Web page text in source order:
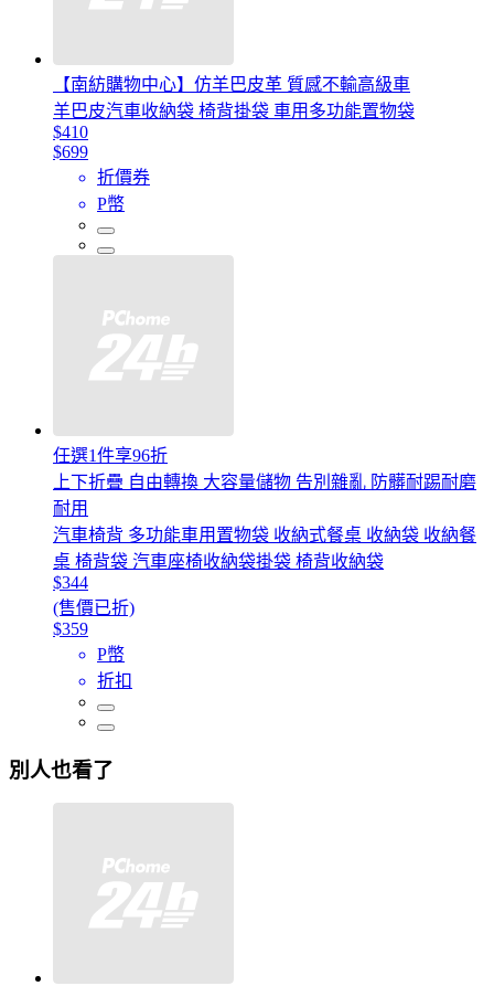
【南紡購物中心】仿羊巴皮革 質感不輸高級車
羊巴皮汽車收納袋 椅背掛袋 車用多功能置物袋
$410
$699
折價券
P幣
任選1件享96折
上下折疊 自由轉換 大容量儲物 告別雜亂 防髒耐踢耐磨
耐用
汽車椅背 多功能車用置物袋 收納式餐桌 收納袋 收納餐
桌 椅背袋 汽車座椅收納袋掛袋 椅背收納袋
$344
(售價已折)
$359
P幣
折扣
別人也看了